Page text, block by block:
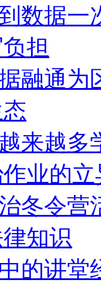
数据一
担
融通为
来越多
业的
冬令营
知识
的讲堂